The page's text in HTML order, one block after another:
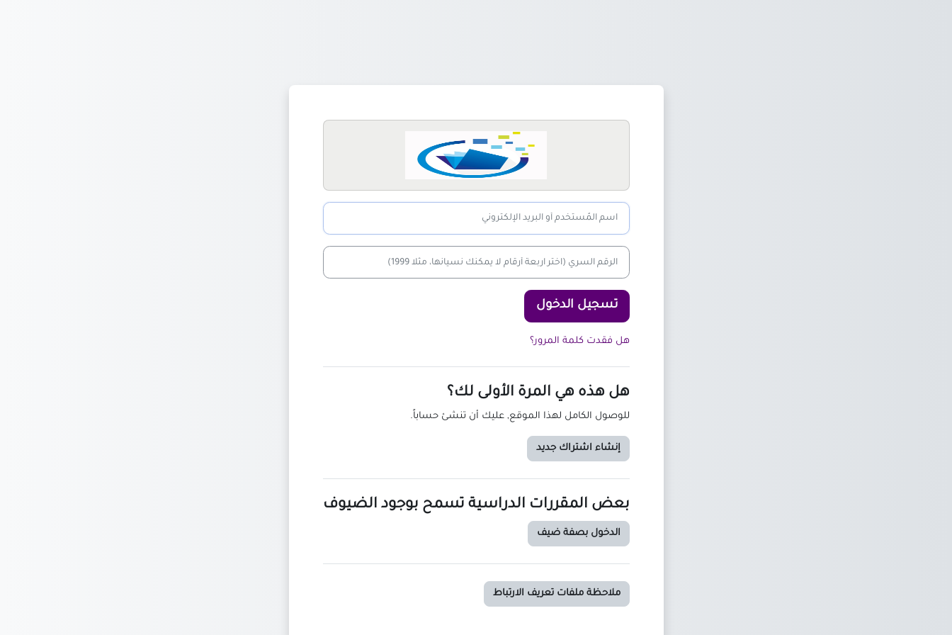
الدخول إلى مهارة وشهادة دورات اون لاين
تخطى لتنشيء حسابًا جديدًا
اسم المُستخدم أو البريد الإلكتروني
الرقم السري (اختر اربعة أرقام لا يمكنك نسيانها، مثلا 1999)
تسجيل الدخول
هل فقدت كلمة المرور؟
هل هذه هي المرة الأولى لك؟
للوصول الكامل لهذا الموقع, عليك أن تنشئ حساباً.
إنشاء اشتراك جديد
بعض المقررات الدراسية تسمح بوجود الضيوف
الدخول بصفة ضيف
ملاحظة ملفات تعريف الارتباط